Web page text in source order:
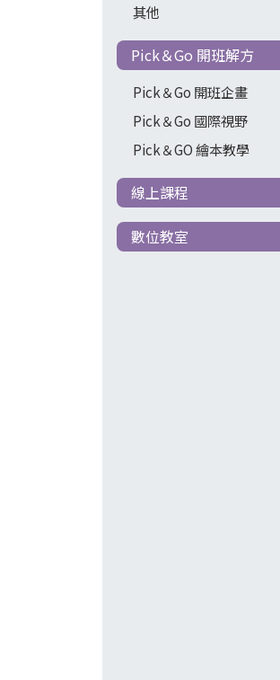
其他
Pick＆Go 開班解方
Pick＆Go 開班企畫
Pick＆Go 國際視野
Pick＆GO 繪本教學
線上課程
數位教室